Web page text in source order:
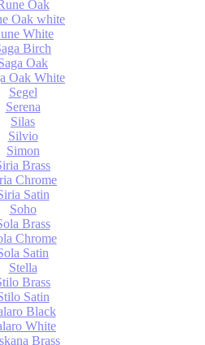
Oak
Oak white
White
Birch
Oak
Oak White
Segel
Serena
Silas
Silvio
Simon
Brass
Chrome
Satin
Soho
Brass
Chrome
Satin
Stella
Brass
Satin
Black
White
Brass